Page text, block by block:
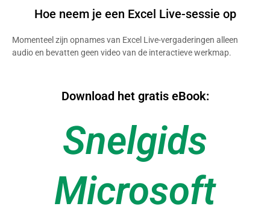
Hoe neem je een Excel Live-sessie op
Momenteel zijn opnames van Excel Live-vergaderingen alleen
audio en bevatten geen video van de interactieve werkmap.
Download het gratis eBook:
Snelgids
Microsoft